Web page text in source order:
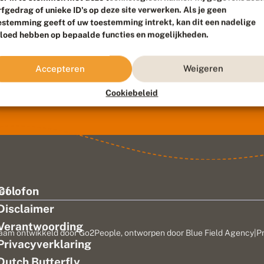
of unieke ID's op deze site verwerken. Als je geen
geeft of uw toestemming intrekt, kan dit een nadelige
hebben op bepaalde functies en mogelijkheden.
Accepteren Weigeren
Cookiebeleid
ontwikkeld doorGo2People, ontworpen door Blue Field Agency